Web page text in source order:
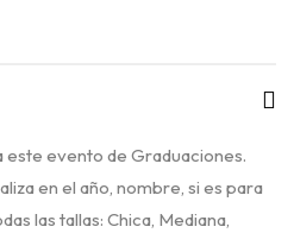
evento de Graduaciones.
en el año, nombre, si es para
las tallas: Chica, Mediana,